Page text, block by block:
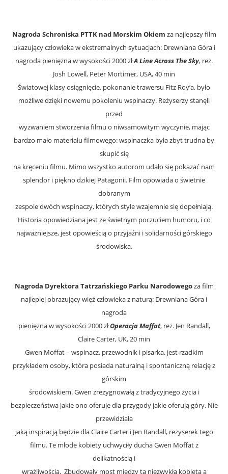
Nagroda Schroniska PTTK nad Morskim Okiem za najlepszy film
ukazujący człowieka w ekstremalnych sytuacjach: Drewniana Góra i
nagroda pieniężna w wysokości 2000 złA Line Across The Sky, reż.
Josh Lowell, Peter Mortimer, USA, 40 min
Światowej klasy osiągnięcie, pokonanie trawersu Fitz Roy’a, było
możliwe dzięki nowemu pokoleniu wspinaczy. Reżyserzy stanęli
przed
wyzwaniem stworzenia filmu o niwsamowitym wyczynie, mając
bardzo mało materiału filmowego: wspinaczka była zbyt trudna by
skupić się
na kręceniu filmu. Mimo wszystko autorom udało się pokazać nam
splendor i piękno dzikiej Patagonii. Film opowiada o świetnie
dobranym
zespole dwóch wspinaczy, których style wzajemnie się dopełniają.
Historia opowiedziana jest ze świetnym poczuciem humoru, i co
najważniejsze, jest opowieścią o przyjaźni i solidarności górskiego
środowiska.
Nagroda Dyrektora Tatrzańskiego Parku Narodowegoza film
najlepiej obrazujący więź człowieka z naturą: Drewniana Góra i
nagroda
pieniężna w wysokości 2000 złOperacja Maffat, reż. Jen Randall,
Claire Carter, UK, 20 min
Gwen Moffat – wspinacz, przewodnik i pisarka, jest rzadkim
przykładem osoby, która posiada naturalną i spontaniczną relację z
górskim
środowiskiem. Gwen zrezygnowałą z tradycyjnego życia i
bezpieczeństwa jakie ono oferuje dla przygody jakie oferują góry. Nie
przewidziała
jaką inspiracją będzie dla Claire Carter i Jen Randall, reżyserek tego
filmu. Te młode kobiety uchwyciły ducha Gwen Moffat z
delikatnością i
wrażliwością. Zbudowały most między tą niezwykłą kobietą a